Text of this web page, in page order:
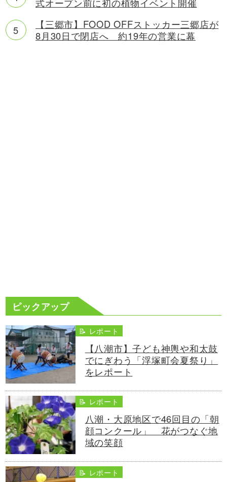
式オープン前に初の植物イベント開催
【三郷市】FOOD OFFストッカー三郷店が
8月30日で閉店へ 約19年の営業に幕
ピックアップ
📝 レポート
【八潮市】子ども神輿や和太鼓
でにぎわう「浮塚町会夏祭り」
をレポート
📝 レポート
八潮・大原地区で46回目の「朝
顔コンクール」 花がつなぐ地
域の笑顔
📝 レポート